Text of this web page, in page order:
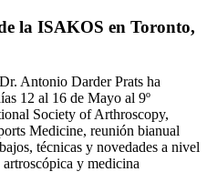
la ISAKOS en Toronto,
Antonio Darder Prats ha
12 al 16 de Mayo al 9º
Society of Arthroscopy,
Medicine, reunión bianual
técnicas y novedades a nivel
y medicina